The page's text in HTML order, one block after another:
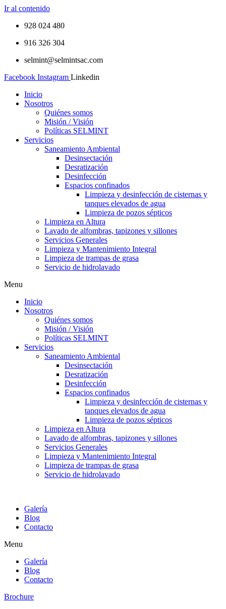
Ir al contenido
928 024 480
916 326 304
selmint@selmintsac.com
Facebook Instagram Linkedin
Inicio
Nosotros
Quiénes somos
Misión / Visión
Políticas SELMINT
Servicios
Saneamiento Ambiental
Desinsectación
Desratización
Desinfección
Espacios confinados
Limpieza y desinfección de cisternas y
tanques elevados de agua
Limpieza de pozos sépticos
Limpieza en Altura
Lavado de alfombras, tapizones y sillones
Servicios Generales
Limpieza y Mantenimiento Integral
Limpieza de trampas de grasa
Servicio de hidrolavado
Menu
Inicio
Nosotros
Quiénes somos
Misión / Visión
Políticas SELMINT
Servicios
Saneamiento Ambiental
Desinsectación
Desratización
Desinfección
Espacios confinados
Limpieza y desinfección de cisternas y
tanques elevados de agua
Limpieza de pozos sépticos
Limpieza en Altura
Lavado de alfombras, tapizones y sillones
Servicios Generales
Limpieza y Mantenimiento Integral
Limpieza de trampas de grasa
Servicio de hidrolavado
Galería
Blog
Contacto
Menu
Galería
Blog
Contacto
Brochure